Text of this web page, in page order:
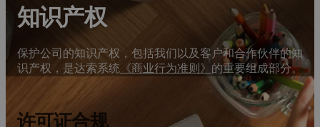
知识产权
保护公司的知识产权，包括我们以及客户和合作伙伴的知
识产权，是达索系统 《商业行为准则》 的重要组成部分。
许可证合规